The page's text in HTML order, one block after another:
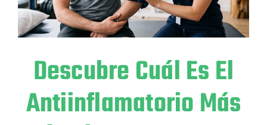
Descubre Cuál Es El
Antiinflamatorio Más